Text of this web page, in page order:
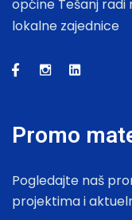
općine Tešanj radi
lokalne zajednice
Promo
Pogledajte naš
projektima i